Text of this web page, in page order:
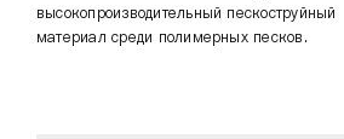
высокопроизводительный пескоструйный
материал среди полимерных песков.